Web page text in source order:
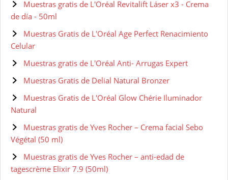
Muestras gratis de L'Oréal Revitalift Láser x3 - Crema
de día - 50ml
Muestras Gratis de L'Oréal Age Perfect Renacimiento
Celular
Muestras gratis de L'Oréal Anti- Arrugas Expert
Muestras Gratis de Delial Natural Bronzer
Muestras Gratis de L'Oréal Glow Chérie Iluminador
Natural
Muestras gratis de Yves Rocher – Crema facial Sebo
Végétal (50 ml)
Muestras gratis de Yves Rocher – anti-edad de
tagescrème Elixir 7.9 (50ml)